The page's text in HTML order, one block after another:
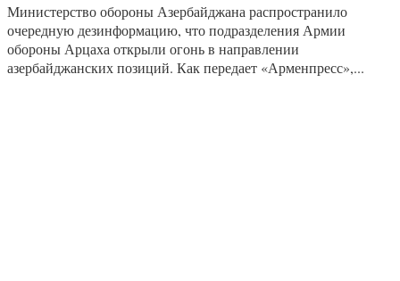
Министерство обороны Азербайджана распространило
очередную дезинформацию, что подразделения Армии
обороны Арцаха открыли огонь в направлении
азербайджанских позиций. Как передает «Арменпресс»,...